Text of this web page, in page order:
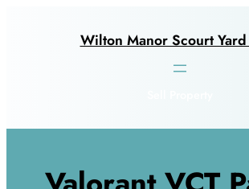
Wilton Manor Scourt